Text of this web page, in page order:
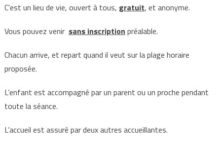
C'est un lieu de vie, ouvert à tous, gratuit, et anonyme.
Vous pouvez venir sans inscription préalable.
Chacun arrive, et repart quand il veut sur la plage horaire
proposée.
L’enfant est accompagné par un parent ou un proche pendant
toute la séance.
L’accueil est assuré par deux autres accueillantes.